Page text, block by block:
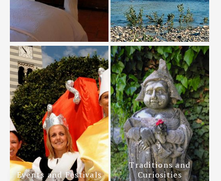
Events and Festivals
Traditions and
Curiosities